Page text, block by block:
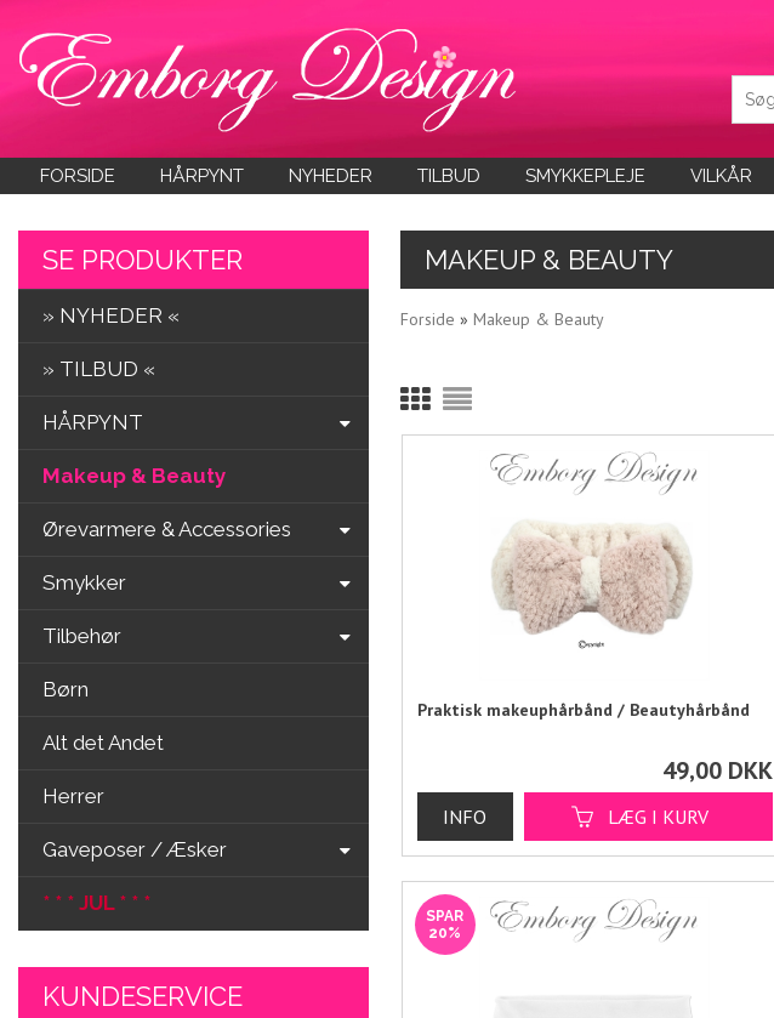
FORSIDE HÅRPYNT NYHEDER TILBUD SMYKKEPLEJE VILKÅR
SE PRODUKTER
» NYHEDER «
» TILBUD «
HÅRPYNT
Makeup & Beauty
Ørevarmere & Accessories
Smykker
Tilbehør
Børn
Alt det Andet
Herrer
Gaveposer / Æsker
* * * JUL * * *
KUNDESERVICE
MAKEUP & BEAUTY
Forside »Makeup & Beauty
Praktisk makeuphårbånd / Beautyhårbånd
49,00 DKK
SPAR
20%